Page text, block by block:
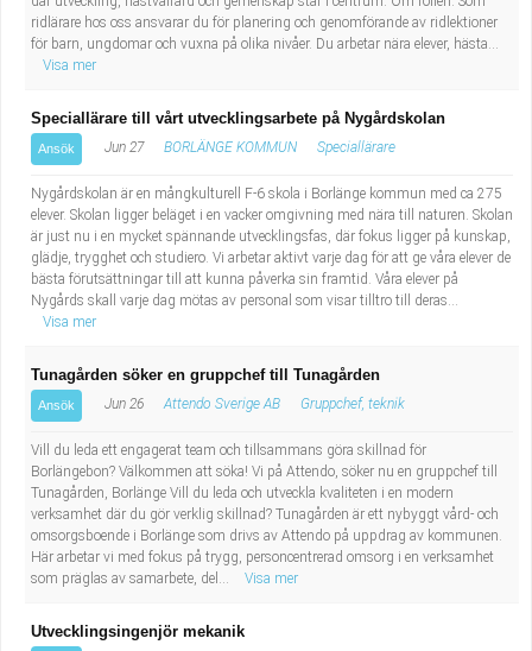
ridlärare hos oss ansvarar du för planering och genomförande av ridlektioner
för barn, ungdomar och vuxna på olika nivåer. Du arbetar nära elever, hästa...
Visa mer
Speciallärare till vårt utvecklingsarbete på Nygårdskolan
Ansök Jun 27 BORLÄNGE KOMMUN Speciallärare
Nygårdskolan är en mångkulturell F-6 skola i Borlänge kommun med ca 275
elever. Skolan ligger beläget i en vacker omgivning med nära till naturen. Skolan
är just nu i en mycket spännande utvecklingsfas, där fokus ligger på kunskap,
glädje, trygghet och studiero. Vi arbetar aktivt varje dag för att ge våra elever de
bästa förutsättningar till att kunna påverka sin framtid. Våra elever på
Nygårds skall varje dag mötas av personal som visar tilltro till deras...
Visa mer
Tunagården söker en gruppchef till Tunagården
Ansök Jun 26 Attendo Sverige AB Gruppchef, teknik
Vill du leda ett engagerat team och tillsammans göra skillnad för
Borlängebon? Välkommen att söka! Vi på Attendo, söker nu en gruppchef till
Tunagården, Borlänge Vill du leda och utveckla kvaliteten i en modern
verksamhet där du gör verklig skillnad? Tunagården är ett nybyggt vård- och
omsorgsboende i Borlänge som drivs av Attendo på uppdrag av kommunen.
Här arbetar vi med fokus på trygg, personcentrerad omsorg i en verksamhet
som präglas av samarbete, del...
Visa mer
Utvecklingsingenjör mekanik